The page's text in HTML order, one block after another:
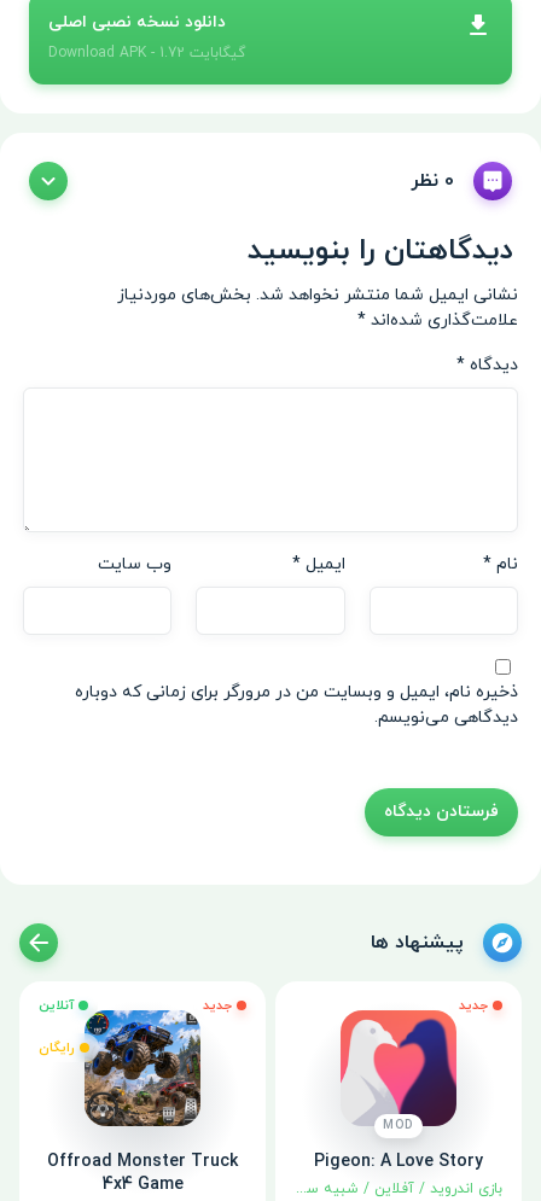
دانلود نسخه نصبی اصلی
Download APK - 1.72 گیگابایت
0 نظر
دیدگاهتان را بنویسید
نشانی ایمیل شما منتشر نخواهد شد. بخش‌های موردنیاز
علامت‌گذاری شده‌اند *
دیدگاه *
نام * ایمیل* وب‌ سایت
ذخیره نام، ایمیل و وبسایت من در مرورگر برای زمانی که دوباره
دیدگاهی می‌نویسم.
پیشنهاد ها
جدید
MOD
Pigeon: A Love Story
بازی اندروید / آفلاین / شبیه سازی
جدید آنلاین
رایگان
Offroad Monster Truck
4x4 Game